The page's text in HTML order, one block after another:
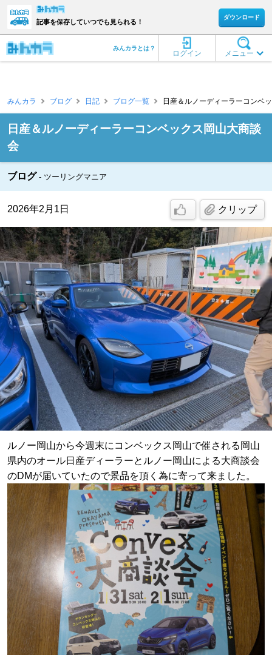
記事を保存していつでも見られる！
ダウンロード
メニュー
ログイン
みんカラとは？
みんカラ ブログ 日記 ブログ一覧 日産＆ルノーディーラーコンベ
日産＆ルノーディーラーコンベックス岡山大商談
会
ブログ ツーリングマニア
2026年2月1日 クリップ
ルノー岡山から今週末にコンベックス岡山で催される岡山
県内のオール日産ディーラーとルノー岡山による大商談会
のDMが届いていたので景品を頂く為に寄って来ました。